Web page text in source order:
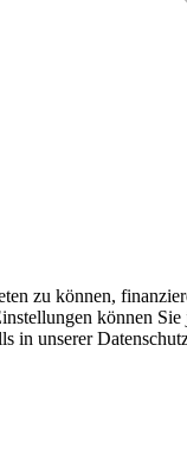
zu können,
können
in unserer